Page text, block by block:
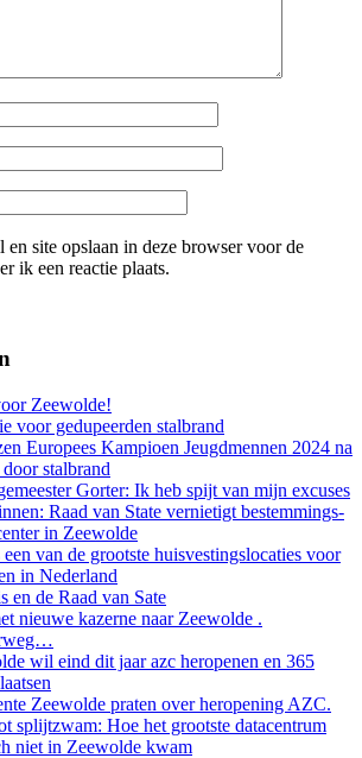
site opslaan in deze browser voor de
ik een reactie plaats.
Zeewolde!
voor gedupeerden stalbrand
Europees Kampioen Jeugdmennen 2024 na
stalbrand
Gorter: Ik heb spijt van mijn excuses
Raad van State ver­nie­tigt be­stem­mings­
in Zee­wol­de
van de grootste huisvestingslocaties voor
in Nederland
en de Raad van Sate
nieuwe kazerne naar Zeewolde .
wil eind dit jaar azc heropenen en 365
Zeewolde praten over heropening AZC.
splijtzwam: Hoe het grootste datacentrum
niet in Zeewolde kwam